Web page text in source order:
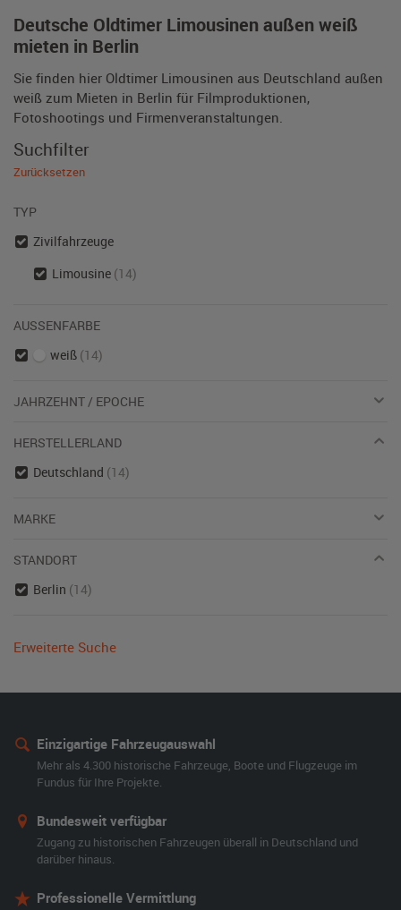
Deutsche Oldtimer Limousinen außen weiß
mieten in Berlin
Sie finden hier Oldtimer Limousinen aus Deutschland außen
weiß zum Mieten in Berlin für Filmproduktionen,
Fotoshootings und Firmenveranstaltungen.
Suchfilter
Zurücksetzen
TYP
Zivilfahrzeuge
Limousine (14)
AUSSENFARBE
weiß (14)
JAHRZEHNT / EPOCHE
HERSTELLERLAND
Deutschland (14)
MARKE
STANDORT
Berlin (14)
Erweiterte Suche
Einzigartige Fahrzeugauswahl
Mehr als 4.300 historische Fahrzeuge, Boote und Flugzeuge im
Fundus für Ihre Projekte.
Bundesweit verfügbar
Zugang zu historischen Fahrzeugen überall in Deutschland und
darüber hinaus.
Professionelle Vermittlung